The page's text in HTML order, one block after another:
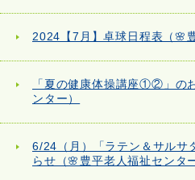
2024【7月】卓球日程表（🌸
「夏の健康体操講座①②」の
ンター）
6/24（月）「ラテン＆サルサ
らせ（🌸豊平老人福祉センタ